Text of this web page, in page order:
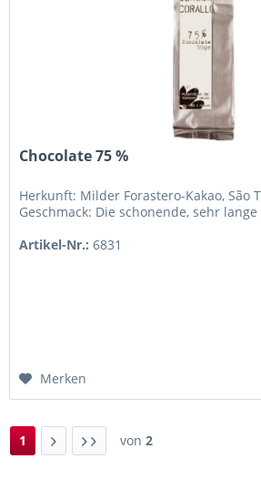
Chocolate 75 %
Herkunft: Milder Forastero-Kakao, São
Geschmack: Die schonende, sehr
Artikel-Nr.: 6831
Merken
1 von 2